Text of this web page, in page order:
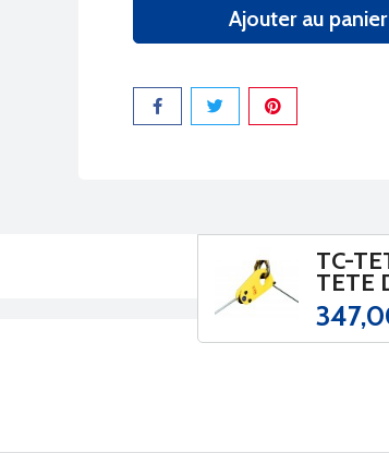
Ajouter au panier
Partager
TC-
TETE